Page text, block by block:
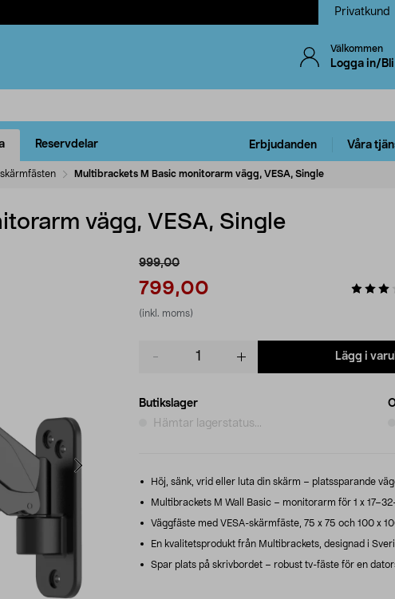
Privatkund
Välkommen
Logga in/
Reservdelar Erbjudanden Våra
Multibrackets M Basic monitorarm vägg, VESA, Single
vägg, VESA, Single
999,00
799,00
(inkl. moms)
Lägg i
Butikslager
Hämtar lagerstatus...
Höj, sänk, vrid eller luta din skärm – platssparande
Multibrackets M Wall Basic – monitorarm för 1 x
Väggfäste med VESA-skärmfäste, 75 x 75 och 100 x
En kvalitetsprodukt från Multibrackets, designad i
Spar plats på skrivbordet – robust tv-fäste för en